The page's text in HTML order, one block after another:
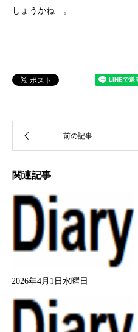
しょうかね…。
関連記事
2026年4月1日水曜日